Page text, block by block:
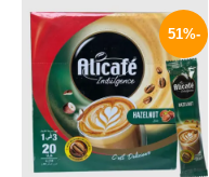
-51%
السعر:
من
خلال
⁦99 EGP⁩
هناك
العديد
من
الأشكال
المختلفة
لهذا
المنتج.